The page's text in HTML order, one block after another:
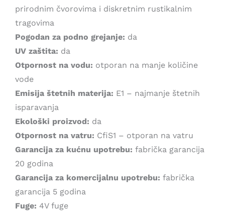
prirodnim čvorovima i diskretnim rustikalnim
tragovima
Pogodan za podno grejanje: da
UV zaštita: da
Otpornost na vodu: otporan na manje količine
vode
Emisija štetnih materija: E1 – najmanje štetnih
isparavanja
Ekološki proizvod: da
Otpornost na vatru: CfiS1 – otporan na vatru
Garancija za kućnu upotrebu: fabrička garancija
20 godina
Garancija za komercijalnu upotrebu: fabrička
garancija 5 godina
Fuge: 4V fuge